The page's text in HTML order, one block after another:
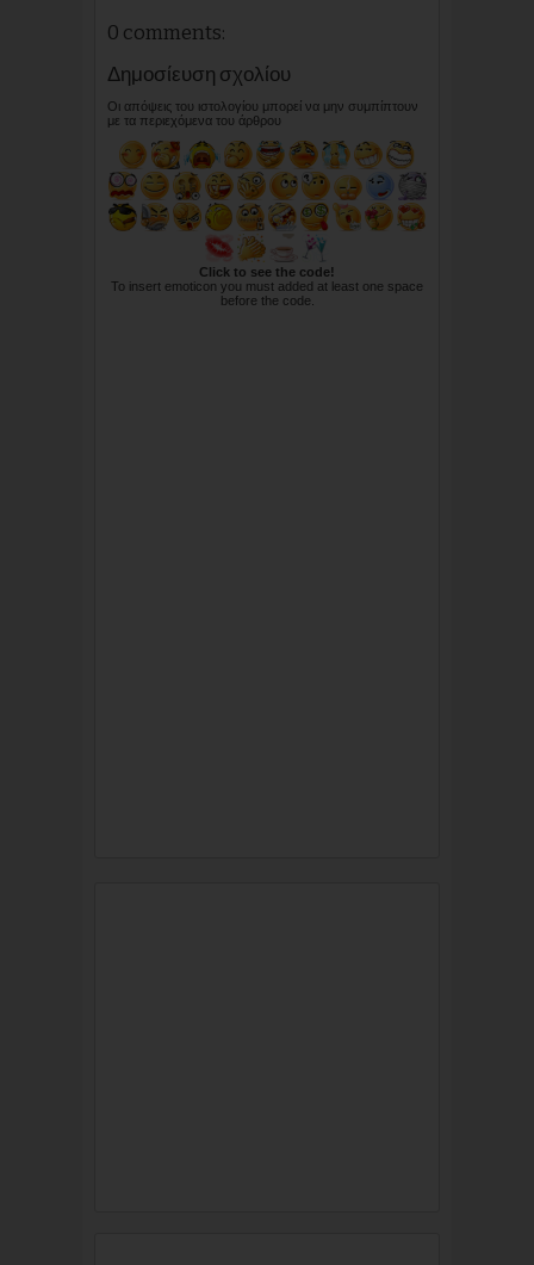
0 comments:
Δημοσίευση σχολίου
Οι απόψεις του ιστολογίου μπορεί να μην συμπίπτουν
με τα περιεχόμενα του άρθρου
Click to see the code!
To insert emoticon you must added at least one space
before the code.